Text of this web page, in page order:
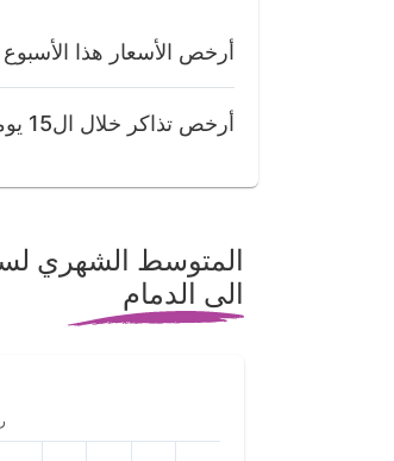
أرخص الأسعار هذا الأسبوع
أرخص تذاكر خلال ال15 يوماً القادمين
المتوسط الشهري
الى الدمام